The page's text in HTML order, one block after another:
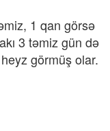
1 qan görsə
3 təmiz gün də
görmüş olar.